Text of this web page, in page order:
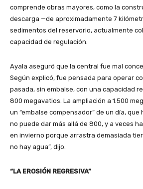
comprende obras mayores, como la
descarga —de aproximadamente 7
sedimentos del reservorio, actualmente
capacidad de regulación.
Ayala aseguró que la central fue mal
Según explicó, fue pensada para operar
pasada, sin embalse, con una capacidad
800 megavatios. La ampliación a 1.500
un “embalse compensador” de un día, que
no puede dar más allá de 800, y a veces
en invierno porque arrastra demasiada
no hay agua”, dijo.
“LA EROSIÓN REGRESIVA”